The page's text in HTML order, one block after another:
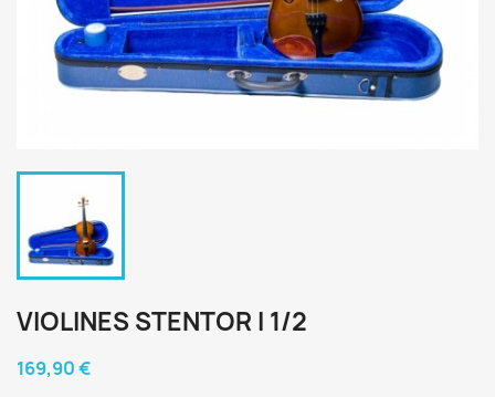
VIOLINES STENTOR I 1/2
169,90 €